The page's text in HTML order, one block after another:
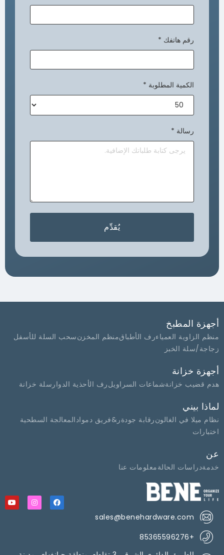
رقم هاتفك *
الكمية المطلوبة *
رسالة *
يُقدِّم
أجهزة المطبخ
منظم الزاوية العمياءرف الأطباقمنظم المخزنسحب السلة للأسفل
زجاجة/سلة الخبز
أجهزة خزانة
هدم قضيب خزانةشماعات السراويلرف الأحذية الدوار سلة خزانة
لماذا بيني
نظام ميلا في الغالونرقابة جودةر&فريق دموادالمعالجة السطحية
اختبارات
عن
خدمةدراسات الحالةمعلومات عنا
sales@benehardware.com
+85365596276